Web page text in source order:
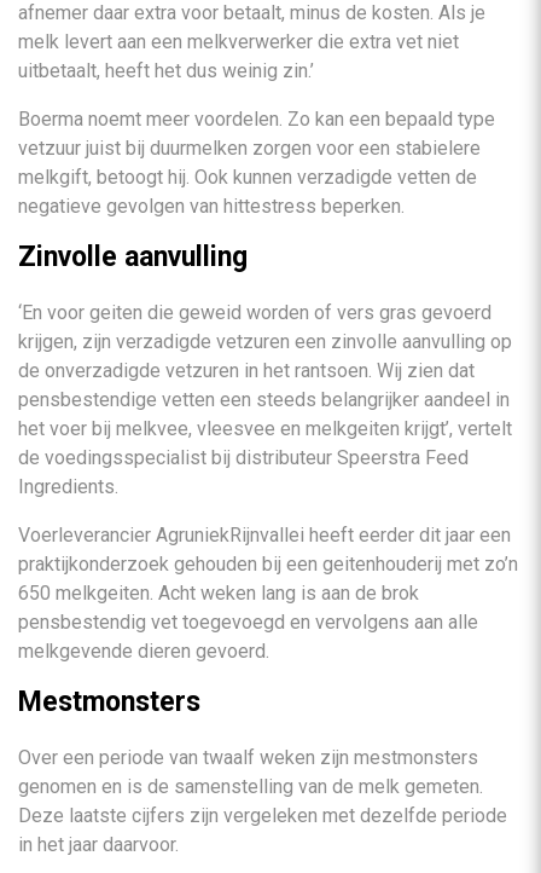
afnemer daar extra voor betaalt, minus de kosten. Als je
melk levert aan een melkverwerker die extra vet niet
uitbetaalt, heeft het dus weinig zin.’
Boerma noemt meer voordelen. Zo kan een bepaald type
vetzuur juist bij duurmelken zorgen voor een stabielere
melkgift, betoogt hij. Ook kunnen verzadigde vetten de
negatieve gevolgen van hittestress beperken.
Zinvolle aanvulling
‘En voor geiten die geweid worden of vers gras gevoerd
krijgen, zijn verzadigde vetzuren een zinvolle aanvulling op
de onverzadigde vetzuren in het rantsoen. Wij zien dat
pensbestendige vetten een steeds belangrijker aandeel in
het voer bij melkvee, vleesvee en melkgeiten krijgt’, vertelt
de voedingsspecialist bij distributeur Speerstra Feed
Ingredients.
Voerleverancier AgruniekRijnvallei heeft eerder dit jaar een
praktijkonderzoek gehouden bij een geitenhouderij met zo’n
650 melkgeiten. Acht weken lang is aan de brok
pensbestendig vet toegevoegd en vervolgens aan alle
melkgevende dieren gevoerd.
Mestmonsters
Over een periode van twaalf weken zijn mestmonsters
genomen en is de samenstelling van de melk gemeten.
Deze laatste cijfers zijn vergeleken met dezelfde periode
in het jaar daarvoor.